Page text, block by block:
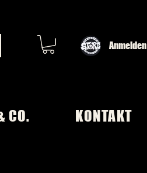
Anmelden
CO. KONTAKT